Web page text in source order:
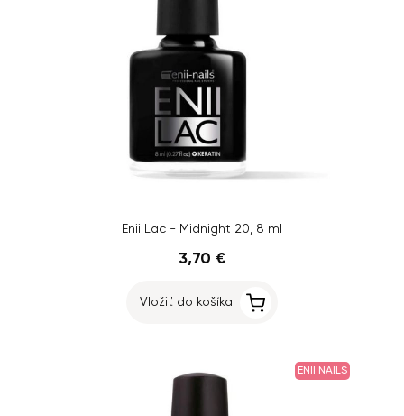
Enii Lac - Midnight 20, 8 ml
3,70 €
Vložiť do košíka
ENII NAILS